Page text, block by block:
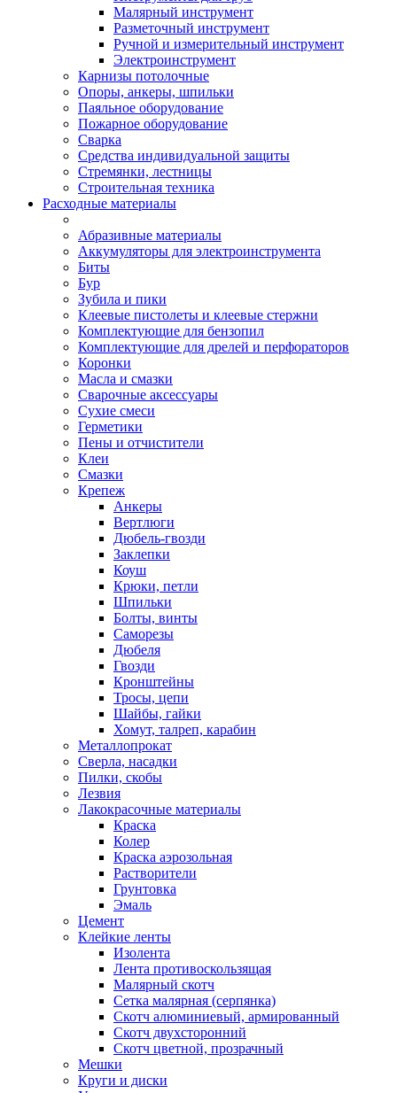
Малярный инструмент
Разметочный инструмент
Ручной и измерительный инструмент
Электроинструмент
Карнизы потолочные
Опоры, анкеры, шпильки
Паяльное оборудование
Пожарное оборудование
Сварка
Средства индивидуальной защиты
Стремянки, лестницы
Строительная техника
Расходные материалы
Абразивные материалы
Аккумуляторы для электроинструмента
Биты
Бур
Зубила и пики
Клеевые пистолеты и клеевые стержни
Комплектующие для бензопил
Комплектующие для дрелей и перфораторов
Коронки
Масла и смазки
Сварочные аксессуары
Сухие смеси
Герметики
Пены и отчистители
Клеи
Смазки
Крепеж
Анкеры
Вертлюги
Дюбель-гвозди
Заклепки
Коуш
Крюки, петли
Шпильки
Болты, винты
Саморезы
Дюбеля
Гвозди
Кронштейны
Тросы, цепи
Шайбы, гайки
Хомут, талреп, карабин
Металлопрокат
Сверла, насадки
Пилки, скобы
Лезвия
Лакокрасочные материалы
Краска
Колер
Краска аэрозольная
Растворители
Грунтовка
Эмаль
Цемент
Клейкие ленты
Изолента
Лента противоскользящая
Малярный скотч
Сетка малярная (серпянка)
Скотч алюминиевый, армированный
Скотч двухсторонний
Скотч цветной, прозрачный
Мешки
Круги и диски